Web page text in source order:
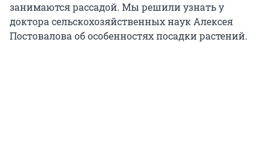
занимаются рассадой. Мы решили узнать у
доктора сельскохозяйственных наук Алексея
Постовалова об особенностях посадки растений.